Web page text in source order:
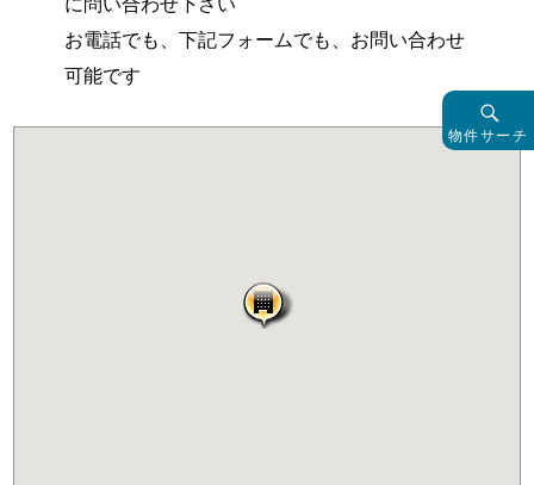
お電話でも、下記フォームでも、お問い合わせ
可能です
物件サーチ